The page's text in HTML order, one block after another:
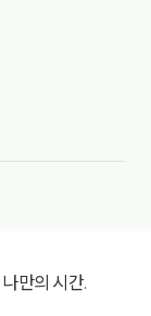
만의 시간.